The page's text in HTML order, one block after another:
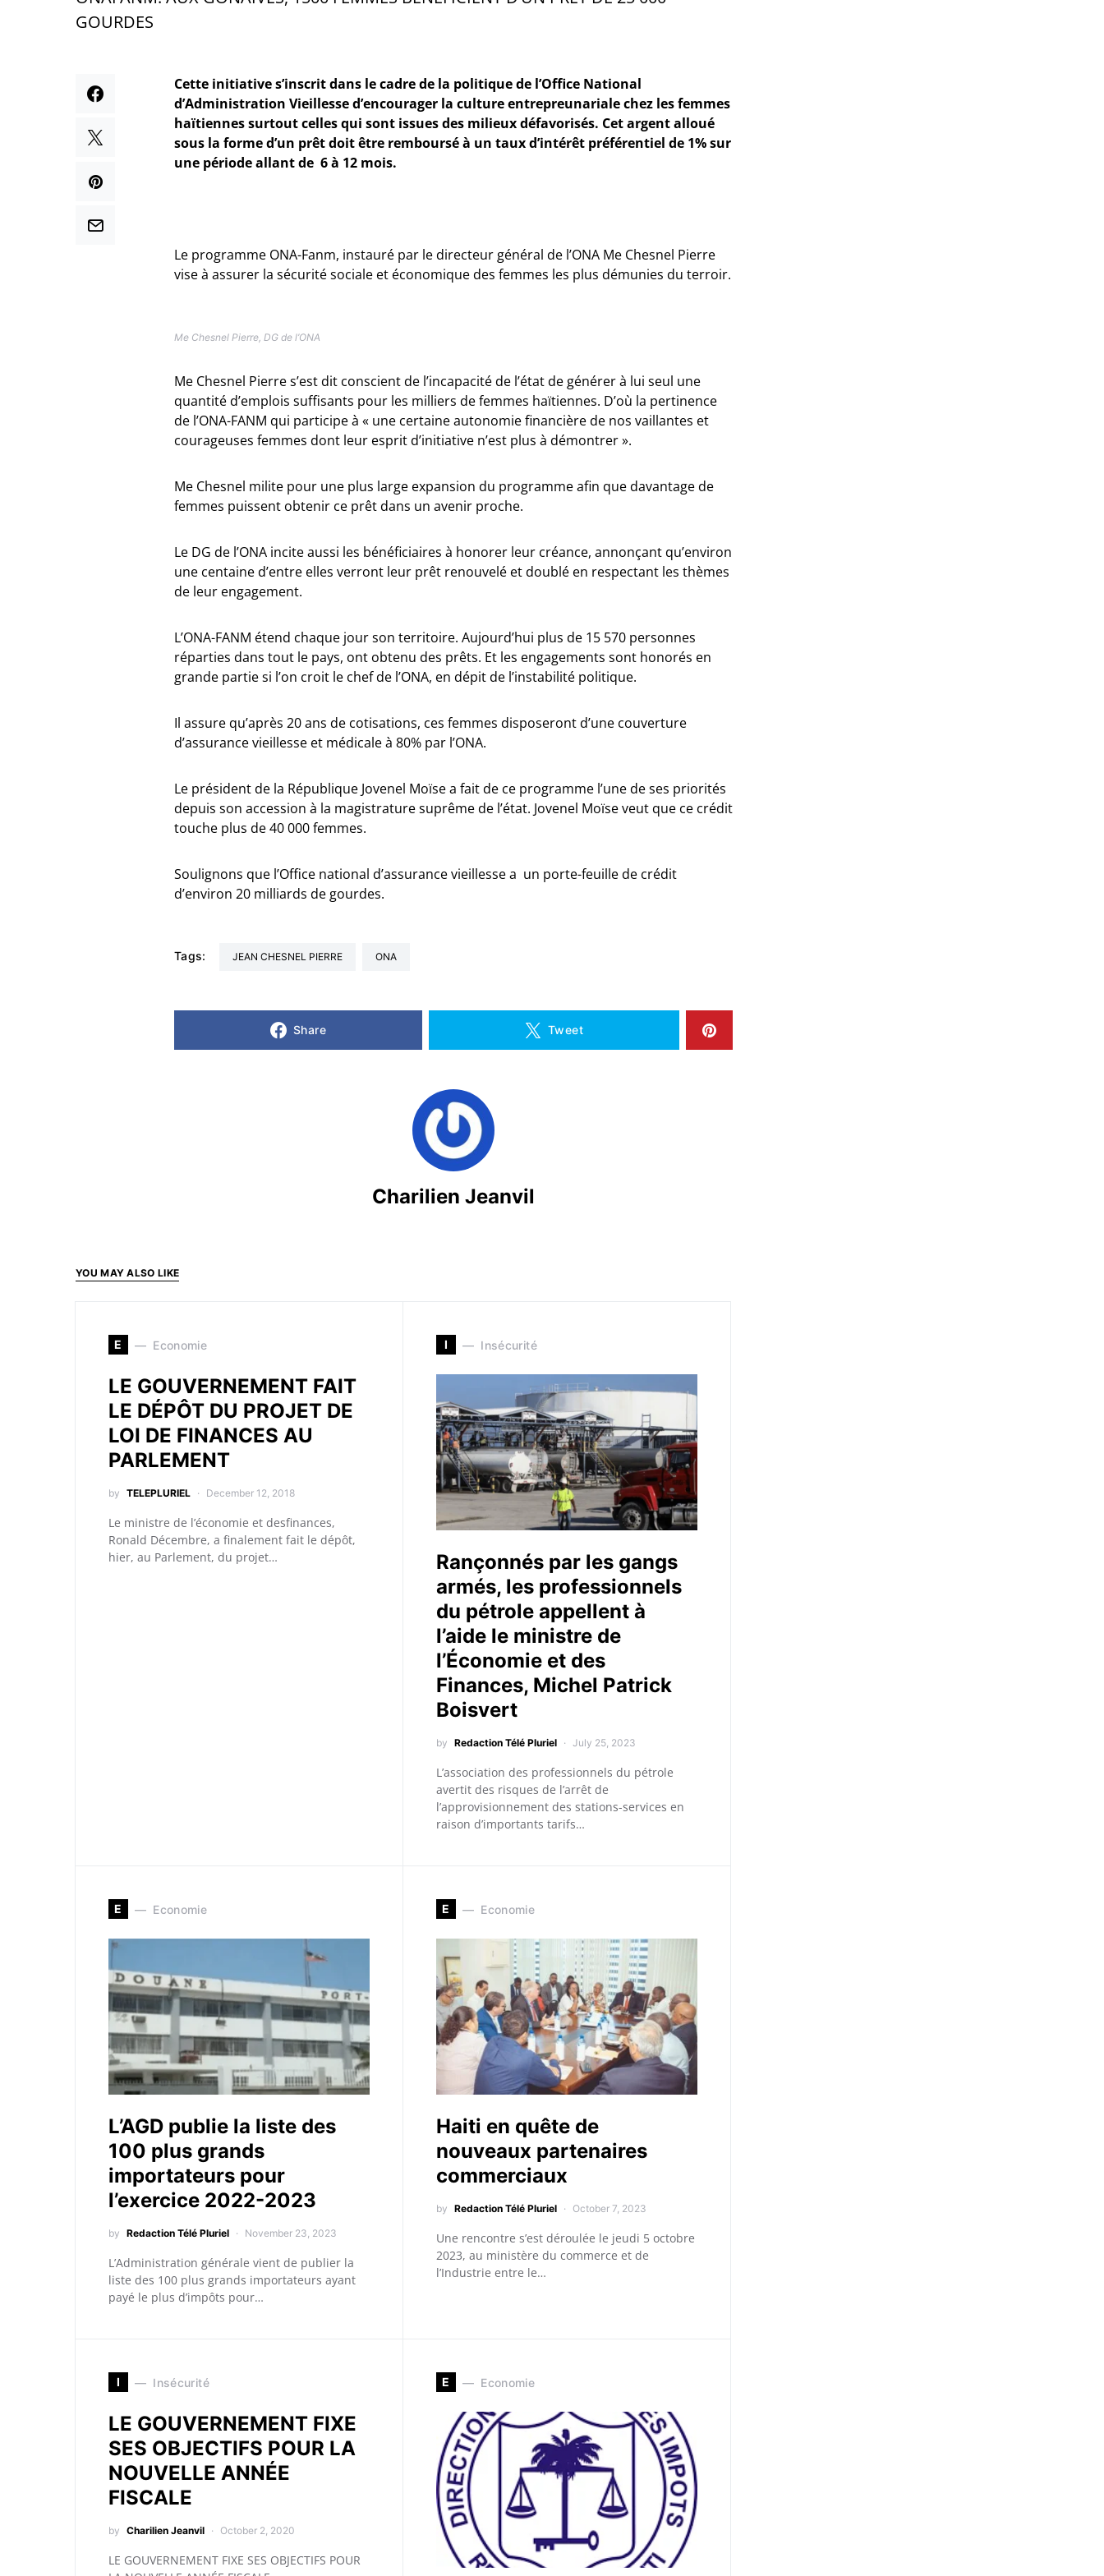
GOURDES
Cette initiative s’inscrit dans le cadre de la politique de l’Office National
d’Administration Vieillesse d’encourager la culture entrepreunariale chez les femmes
haïtiennes surtout celles qui sont issues des milieux défavorisés. Cet argent alloué
sous la forme d’un prêt doit être remboursé à un taux d’intérêt préférentiel de 1% sur
une période allant de 6 à 12 mois.
Le programme ONA-Fanm, instauré par le directeur général de l’ONA Me Chesnel Pierre
vise à assurer la sécurité sociale et économique des femmes les plus démunies du terroir.
Me Chesnel Pierre, DG de l’ONA
Me Chesnel Pierre s’est dit conscient de l’incapacité de l’état de générer à lui seul une
quantité d’emplois suffisants pour les milliers de femmes haïtiennes. D’où la pertinence
de l’ONA-FANM qui participe à « une certaine autonomie financière de nos vaillantes et
courageuses femmes dont leur esprit d’initiative n’est plus à démontrer ».
Me Chesnel milite pour une plus large expansion du programme afin que davantage de
femmes puissent obtenir ce prêt dans un avenir proche.
Le DG de l’ONA incite aussi les bénéficiaires à honorer leur créance, annonçant qu’environ
une centaine d’entre elles verront leur prêt renouvelé et doublé en respectant les thèmes
de leur engagement.
L’ONA-FANM étend chaque jour son territoire. Aujourd’hui plus de 15 570 personnes
réparties dans tout le pays, ont obtenu des prêts. Et les engagements sont honorés en
grande partie si l’on croit le chef de l’ONA, en dépit de l’instabilité politique.
Il assure qu’après 20 ans de cotisations, ces femmes disposeront d’une couverture
d’assurance vieillesse et médicale à 80% par l’ONA.
Le président de la République Jovenel Moïse a fait de ce programme l’une de ses priorités
depuis son accession à la magistrature suprême de l’état. Jovenel Moïse veut que ce crédit
touche plus de 40 000 femmes.
Soulignons que l’Office national d’assurance vieillesse a un porte-feuille de crédit
d’environ 20 milliards de gourdes.
Tags: JEAN CHESNEL PIERRE ONA
Share Tweet
Charilien Jeanvil
YOU MAY ALSO LIKE
E Economie
LE GOUVERNEMENT FAIT
LE DÉPÔT DU PROJET DE
LOI DE FINANCES AU
PARLEMENT
by TELEPLURIEL December 12, 2018
Le ministre de l’économie et desfinances,
Ronald Décembre, a finalement fait le dépôt,
hier, au Parlement, du projet…
I Insécurité
Rançonnés par les gangs
armés, les professionnels
du pétrole appellent à
l’aide le ministre de
l’Économie et des
Finances, Michel Patrick
Boisvert
by Redaction Télé Pluriel July 25, 2023
L’association des professionnels du pétrole
avertit des risques de l’arrêt de
l’approvisionnement des stations-services en
raison d’importants tarifs…
E Economie
L’AGD publie la liste des
100 plus grands
importateurs pour
l’exercice 2022-2023
by Redaction Télé Pluriel November 23, 2023
L’Administration générale vient de publier la
liste des 100 plus grands importateurs ayant
payé le plus d’impôts pour…
E Economie
Haiti en quête de
nouveaux partenaires
commerciaux
by Redaction Télé Pluriel October 7, 2023
Une rencontre s’est déroulée le jeudi 5 octobre
2023, au ministère du commerce et de
l’Industrie entre le…
I Insécurité
LE GOUVERNEMENT FIXE
SES OBJECTIFS POUR LA
NOUVELLE ANNÉE
FISCALE
by Charilien Jeanvil October 2, 2020
LE GOUVERNEMENT FIXE SES OBJECTIFS POUR
E Economie